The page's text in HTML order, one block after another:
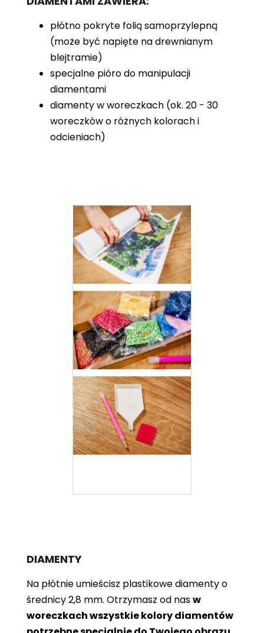
płótno pokryte folią samoprzylepną
(może być napięte na drewnianym
blejtramie)
specjalne pióro do manipulacji
diamentami
diamenty w woreczkach (ok. 20 - 30
woreczków o różnych kolorach i
odcieniach)
DIAMENTY
Na płótnie umieścisz plastikowe diamenty o
średnicy 2,8 mm. Otrzymasz od nasw
woreczkach wszystkie kolory diamentów